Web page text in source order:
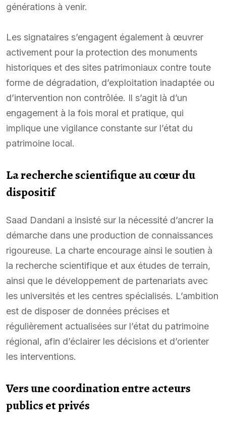
générations à venir.
Les signataires s’engagent également à œuvrer
activement pour la protection des monuments
historiques et des sites patrimoniaux contre toute
forme de dégradation, d’exploitation inadaptée ou
d’intervention non contrôlée. Il s’agit là d’un
engagement à la fois moral et pratique, qui
implique une vigilance constante sur l’état du
patrimoine local.
La recherche scientifique au cœur du
dispositif
Saad Dandani a insisté sur la nécessité d’ancrer la
démarche dans une production de connaissances
rigoureuse. La charte encourage ainsi le soutien à
la recherche scientifique et aux études de terrain,
ainsi que le développement de partenariats avec
les universités et les centres spécialisés. L’ambition
est de disposer de données précises et
régulièrement actualisées sur l’état du patrimoine
régional, afin d’éclairer les décisions et d’orienter
les interventions.
Vers une coordination entre acteurs
publics et privés